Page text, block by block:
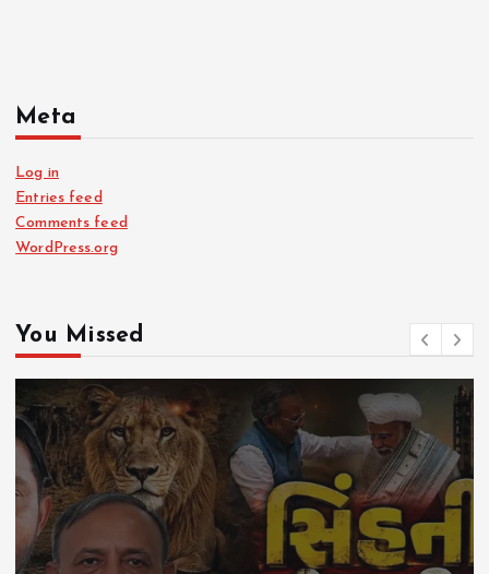
Meta
Log in
Entries feed
Comments feed
WordPress.org
You Missed